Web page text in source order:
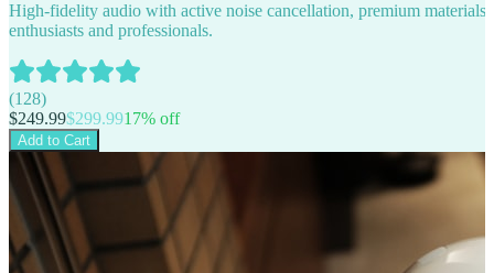
High-fidelity audio with active noise cancellation, premium
enthusiasts and professionals.
(128)
$249.99$299.9917% off
Add to Cart